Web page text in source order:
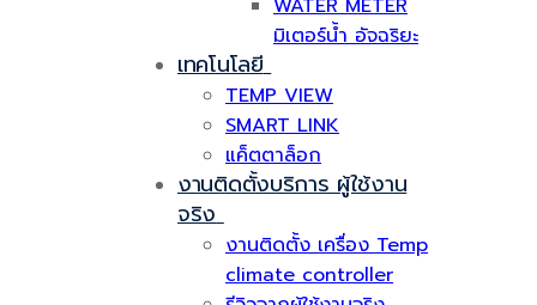
WATER METER
มิเตอร์น้ำ อัจฉริยะ
เทคโนโลยี
TEMP VIEW
SMART LINK
แค็ตตาล็อก
งานติดตั้งบริการ ผู้ใช้งาน
จริง
งานติดตั้ง เครื่อง Temp
climate controller